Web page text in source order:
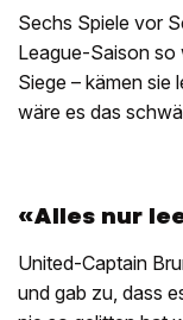
Sechs Spiele vor
League-Saison so
Siege – kämen sie
wäre es das
«Alles nur
United-Captain
und gab zu, dass